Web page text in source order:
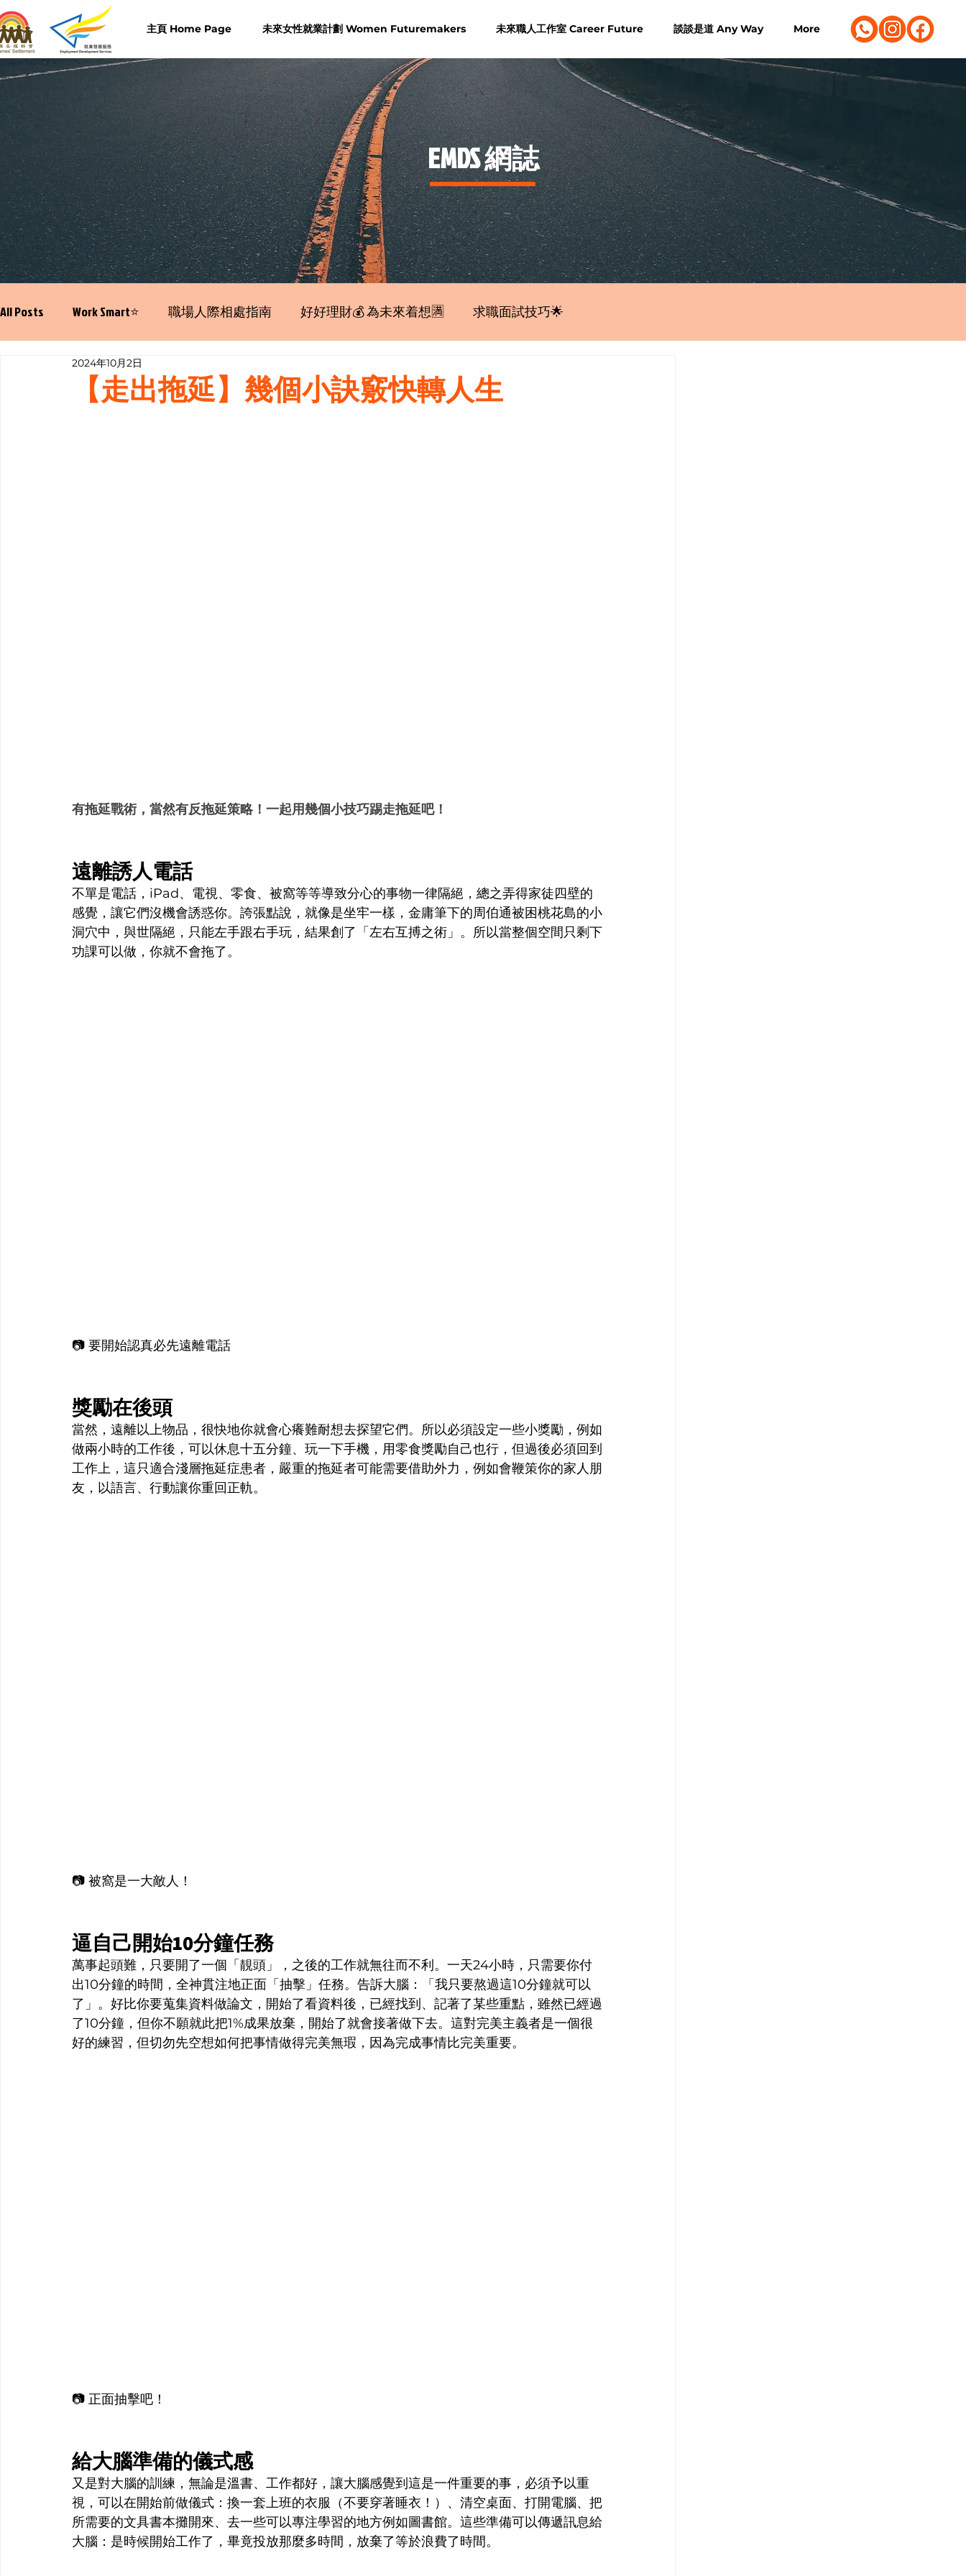
主頁 Home Page 未來女性就業計劃 Women Futuremakers 未來職人工作室 Career Future 談談是道 Any Way More
​EMDS 網誌
All Posts Work Smart⭐️ 職場人際相處指南 好好理財💰 為未來着想🈵 求職面試技巧🌟
寫履歷表嘅技巧📝【走出拖延】幾個小訣竅快轉人生
2024年10月2日
有拖延戰術，當然有反拖延策略！一起用幾個小技巧踢走拖延吧！
遠離誘人電話
不單是電話，iPad、電視、零食、被窩等等導致分心的事物一律隔絕，總之弄得家徒四壁的
感覺，讓它們沒機會誘惑你。誇張點說，就像是坐牢一樣，金庸筆下的周伯通被困桃花島的小
洞穴中，與世隔絕，只能左手跟右手玩，結果創了「左右互搏之術」。所以當整個空間只剩下
功課可以做，你就不會拖了。
📷 要開始認真必先遠離電話
獎勵在後頭
當然，遠離以上物品，很快地你就會心癢難耐想去探望它們。所以必須設定一些小獎勵，例如
做兩小時的工作後，可以休息十五分鐘、玩一下手機，用零食獎勵自己也行，但過後必須回到
工作上，這只適合淺層拖延症患者，嚴重的拖延者可能需要借助外力，例如會鞭策你的家人朋
友，以語言、行動讓你重回正軌。
📷 被窩是一大敵人！
逼自己開始10分鐘任務
萬事起頭難，只要開了一個「靚頭」，之後的工作就無往而不利。一天24小時，只需要你付
出10分鐘的時間，全神貫注地正面「抽擊」任務。告訴大腦：「我只要熬過這10分鐘就可以
了」。好比你要蒐集資料做論文，開始了看資料後，已經找到、記著了某些重點，雖然已經過
了10分鐘，但你不願就此把1%成果放棄，開始了就會接著做下去。這對完美主義者是一個很
好的練習，但切勿先空想如何把事情做得完美無瑕，因為完成事情比完美重要。
📷 正面抽擊吧！
給大腦準備的儀式感
又是對大腦的訓練，無論是溫書、工作都好，讓大腦感覺到這是一件重要的事，必須予以重
視，可以在開始前做儀式：換一套上班的衣服（不要穿著睡衣！）、清空桌面、打開電腦、把
所需要的文具書本攤開來、去一些可以專注學習的地方例如圖書館。這些準備可以傳遞訊息給
大腦：是時候開始工作了，畢竟投放那麼多時間，放棄了等於浪費了時間。